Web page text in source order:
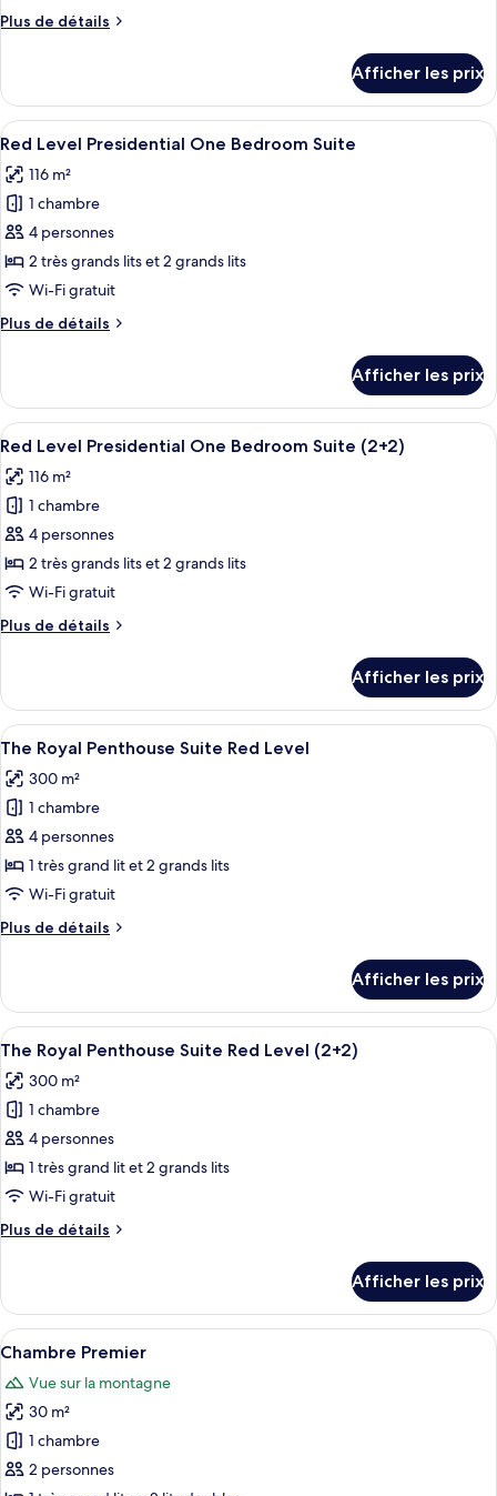
chambre :
One
Bedroom
Suite
Long
Stay
Plus de détails
Plus
Red
Level
One
Suite
Long
Afficher les prix
Afficher
toutes
les
photos
pour
ce
type
chambre :
Presidential
One
Bedroom
Suite
Une chambre d’hôtel moderne dotée
8
Red Level Presidential One Bedroom Suite
116 m²
1 chambre
4 personnes
2 très grands lits et 2 grands lits
Wi-Fi gratuit
Plus de détails
Plus
Red
Level
Presidential
Bedroom
Suite
Afficher les prix
Afficher
toutes
les
photos
pour
ce
type
chambre :
Presidential
One
Bedroom
Suite
(2+2)
Une chambre d’hôtel moderne dotée
8
Red Level Presidential One Bedroom Suite (2+2)
116 m²
1 chambre
4 personnes
2 très grands lits et 2 grands lits
Wi-Fi gratuit
Plus de détails
Plus
Red
Level
Presidential
Bedroom
Suite
Afficher les prix
Afficher
toutes
les
photos
pour
ce
type
chambre :
Penthouse
Suite
Red
Level
Un salon moderne avec un canapé
20
The Royal Penthouse Suite Red Level
300 m²
1 chambre
4 personnes
1 très grand lit et 2 grands lits
Wi-Fi gratuit
Plus de détails
Plus
The
Royal
Penthouse
Red
Level
Afficher les prix
Afficher
toutes
les
photos
pour
ce
type
chambre :
Penthouse
Suite
Level
(2+2)
Un salon moderne avec un canapé
20
The Royal Penthouse Suite Red Level (2+2)
300 m²
1 chambre
4 personnes
1 très grand lit et 2 grands lits
Wi-Fi gratuit
Plus de détails
Plus
The
Royal
Penthouse
Red
Level
(2+2)
Afficher les prix
Afficher
toutes
les
photos
pour
ce
Une chambre d’hôtel avec deux
4
Chambre Premier
Vue sur la montagne
30 m²
1 chambre
2 personnes